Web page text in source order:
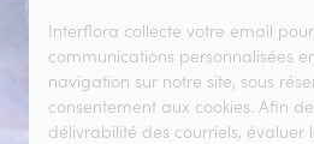
Interflora collecte votre email
communications personnalisées
navigation sur notre site, sous
consentement aux cookies. Afin
délivrabilité des courriels, évaluer